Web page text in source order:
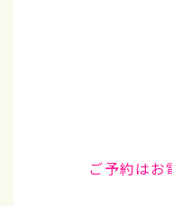
ご予約はお電